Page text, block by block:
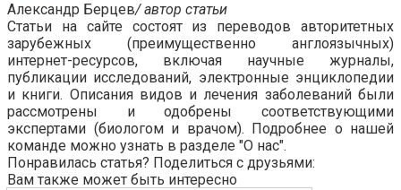
Александр Берцев/ автор статьи
Статьи на сайте состоят из переводов авторитетных
зарубежных (преимущественно англоязычных)
интернет-ресурсов, включая научные журналы,
публикации исследований, электронные энциклопедии
и книги. Описания видов и лечения заболеваний были
рассмотрены и одобрены соответствующими
экспертами (биологом и врачом). Подробнее о нашей
команде можно узнать в разделе "О нас".
Понравилась статья? Поделиться с друзьями:
Вам также может быть интересно